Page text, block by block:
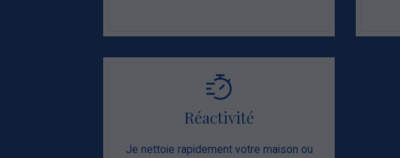
Réactivité
Je nettoie rapidement votre maison ou